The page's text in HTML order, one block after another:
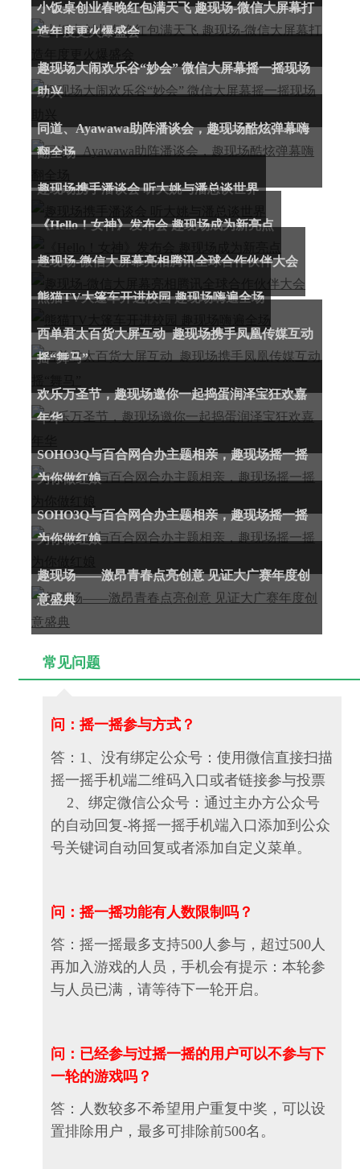
小饭桌创业春晚红包满天飞 趣现场-微信大屏幕打
造年度更火爆盛会
趣现场大闹欢乐谷“妙会” 微信大屏幕摇一摇现场
助兴
同道、Ayawawa助阵潘谈会，趣现场酷炫弹幕嗨
翻全场
趣现场携手潘谈会 听大姚与潘总谈世界
《Hello！女神》发布会 趣现场成为新亮点
趣现场-微信大屏幕亮相腾讯全球合作伙伴大会
熊猫TV大篷车开进校园 趣现场嗨遍全场
西单君太百货大屏互动 趣现场携手凤凰传媒互动
摇“舞马”
欢乐万圣节，趣现场邀你一起捣蛋润泽宝狂欢嘉
年华
SOHO3Q与百合网合办主题相亲，趣现场摇一摇
为你做红娘
SOHO3Q与百合网合办主题相亲，趣现场摇一摇
为你做红娘
趣现场——激昂青春点亮创意 见证大广赛年度创
意盛典
常见问题
问：摇一摇参与方式？
答：1、没有绑定公众号：使用微信直接扫描
摇一摇手机端二维码入口或者链接参与投票
2、绑定微信公众号：通过主办方公众号
的自动回复-将摇一摇手机端入口添加到公众
号关键词自动回复或者添加自定义菜单。
问：摇一摇功能有人数限制吗？
答：摇一摇最多支持500人参与，超过500人
再加入游戏的人员，手机会有提示：本轮参
与人员已满，请等待下一轮开启。
问：已经参与过摇一摇的用户可以不参与下
一轮的游戏吗？
答：人数较多不希望用户重复中奖，可以设
置排除用户，最多可排除前500名。